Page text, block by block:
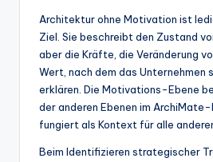
Architektur ohne Motivation ist
Ziel. Sie beschreibt den Zustand
aber die Kräfte, die Veränderung
Wert, nach dem das Unternehmen
erklären. Die Motivations-Ebene
der anderen Ebenen im
fungiert als Kontext für alle
Beim Identifizieren strategischer